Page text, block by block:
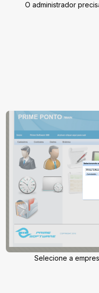
O administrador
Selecione a